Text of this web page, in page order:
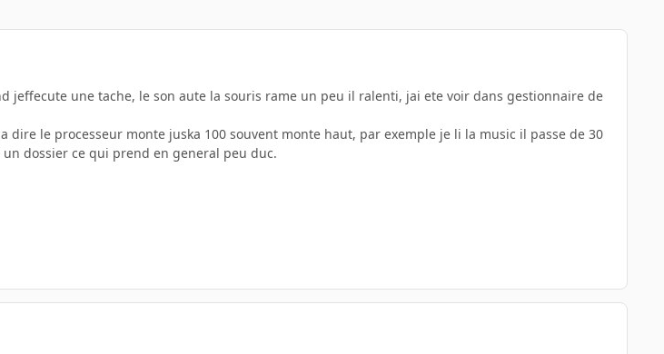
jeffecute une tache, le son aute la souris rame un peu il ralenti, jai ete voir dans gestionnaire de
dire le processeur monte juska 100 souvent monte haut, par exemple je li la music il passe de 30
dossier ce qui prend en general peu duc.